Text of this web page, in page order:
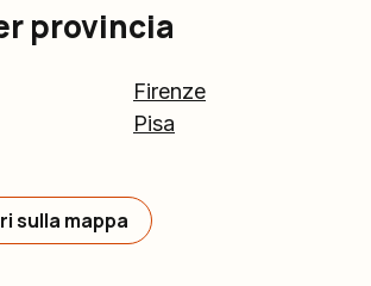
provincia
Firenze
Pisa
sulla mappa